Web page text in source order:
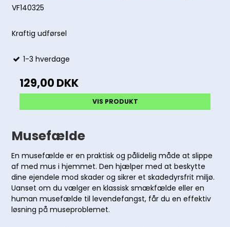
VF140325
Kraftig udførsel
1-3 hverdage
129,00 DKK
VIS PRODUKT
Musefælde
En musefælde er en praktisk og pålidelig måde at slippe
af med mus i hjemmet. Den hjælper med at beskytte
dine ejendele mod skader og sikrer et skadedyrsfrit miljø.
Uanset om du vælger en klassisk smækfælde eller en
human musefælde til levendefangst, får du en effektiv
løsning på museproblemet.